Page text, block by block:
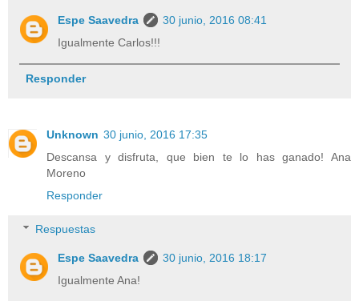
Espe Saavedra
30 junio, 2016 08:41
Igualmente Carlos!!!
Responder
Unknown 30 junio, 2016 17:35
Descansa y disfruta, que bien te lo has ganado! Ana
Moreno
Responder
Respuestas
Espe Saavedra
30 junio, 2016 18:17
Igualmente Ana!